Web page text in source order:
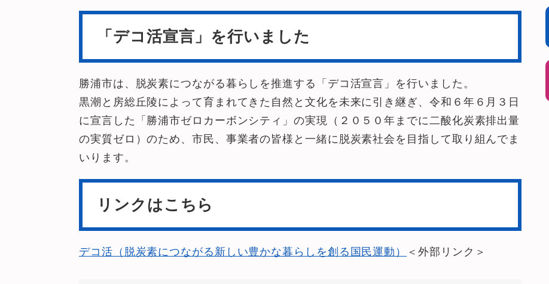
「デコ活宣言」を行いました
勝浦市は、脱炭素につながる暮らしを推進する「デコ活宣言」を行いました。
黒潮と房総丘陵によって育まれてきた自然と文化を未来に引き継ぎ、令和６年６月３日
に宣言した「勝浦市ゼロカーボンシティ」の実現（２０５０年までに二酸化炭素排出量
の実質ゼロ）のため、市民、事業者の皆様と一緒に脱炭素社会を目指して取り組んでま
いります。
リンクはこちら
デコ活（脱炭素につながる新しい豊かな暮らしを創る国民運動） ＜外部リンク＞